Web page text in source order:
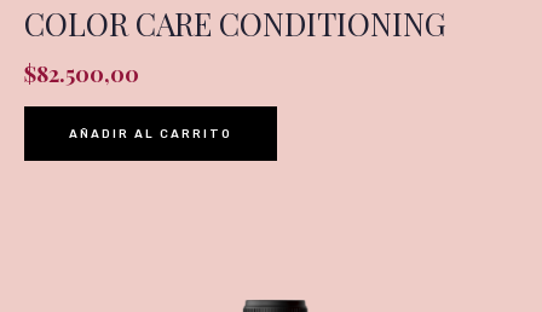
COLOR CARE CONDITIONING
$82.500,00
AÑADIR AL CARRITO